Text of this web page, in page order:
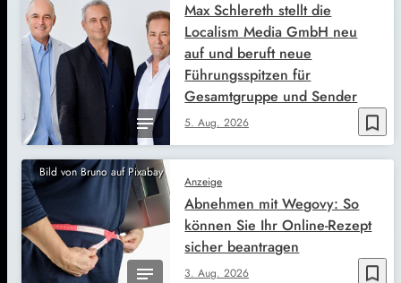
bookmark_border
5. Aug. 2026
Max Schlereth stellt die
Localism Media GmbH neu
auf und beruft neue
Führungsspitzen für
Gesamtgruppe und Sender
Bild von Bruno auf Pixabay
bookmark_border
Anzeige
3. Aug. 2026
Abnehmen mit Wegovy: So
können Sie Ihr Online-Rezept
sicher beantragen